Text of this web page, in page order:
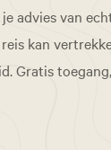
advies van
kan
Gratis